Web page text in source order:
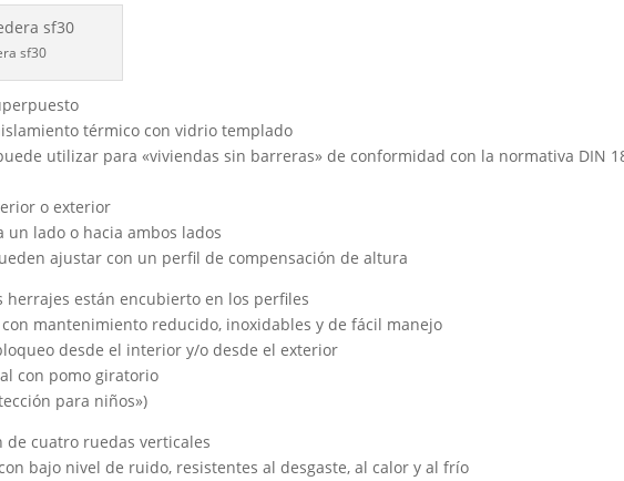
sf30
térmico con vidrio templado
utilizar para «viviendas sin barreras» de conformidad con la normativa DIN
o exterior
lado o hacia ambos lados
ajustar con un perfil de compensación de altura
herrajes están encubierto en los perfiles
mantenimiento reducido, inoxidables y de fácil manejo
desde el interior y/o desde el exterior
con pomo giratorio
para niños»)
de cuatro ruedas verticales
bajo nivel de ruido, resistentes al desgaste, al calor y al frío